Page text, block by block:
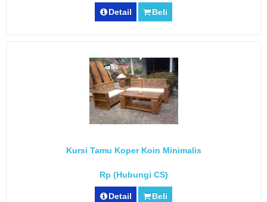
Detail Beli
Kursi Tamu Koper Koin Minimalis
Rp (Hubungi CS)
Detail Beli